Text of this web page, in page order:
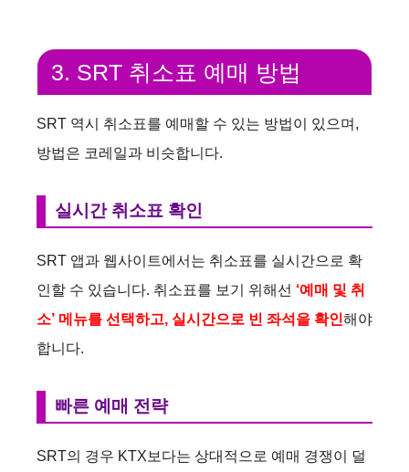
3. SRT 취소표 예매 방법
SRT 역시 취소표를 예매할 수 있는 방법이 있으며,
방법은 코레일과 비슷합니다.
실시간 취소표 확인
SRT 앱과 웹사이트에서는 취소표를 실시간으로 확
인할 수 있습니다. 취소표를 보기 위해선 ‘예매 및 취
소’ 메뉴를 선택하고, 실시간으로 빈 좌석을 확인해야
합니다.
빠른 예매 전략
SRT의 경우 KTX보다는 상대적으로 예매 경쟁이 덜